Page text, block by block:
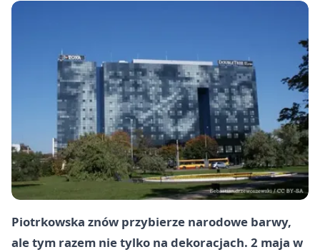
Piotrkowska znów przybierze narodowe barwy,
ale tym razem nie tylko na dekoracjach. 2 maja w